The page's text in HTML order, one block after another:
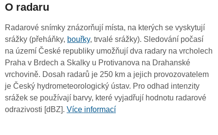
O radaru
Radarové snímky znázorňují místa, na kterých se vyskytují
srážky (přeháňky, bouřky, trvalé srážky). Sledování počasí
na území České republiky umožňují dva radary na vrcholech
Praha v Brdech a Skalky u Protivanova na Drahanské
vrchovině. Dosah radarů je 250 km a jejich provozovatelem
je Český hydrometeorologický ústav. Pro odhad intenzity
srážek se používají barvy, které vyjadřují hodnotu radarové
odrazivosti [dBZ]. Více informací